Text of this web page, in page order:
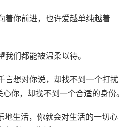
着你前进，也许爱越单纯越着
们都能被温柔以待。
言想对你说，却找不到一个打扰
你，却找不到一个合适的身份。
地生活，你就会对生活的一切心